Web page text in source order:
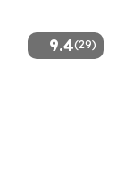
9.4(29)